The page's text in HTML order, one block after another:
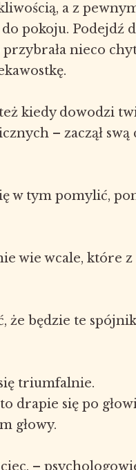
a z
pokoju. Podejdź
nieco
kiedy dowodzi
– zaczął swą
w tym pomylić,
wie wcale, które
że będzie te
triumfalnie.
drapie się po
głowy.
–